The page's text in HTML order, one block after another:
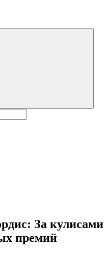
За кулисами
премий